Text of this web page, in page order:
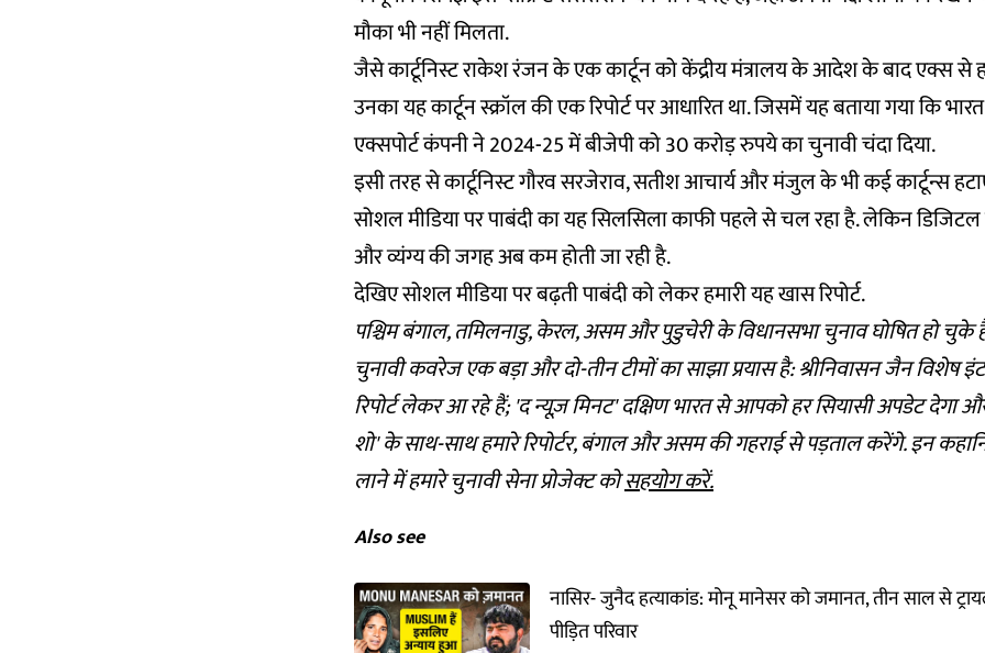
मौका भी नहीं मिलता.
जैसे कार्टूनिस्ट राकेश रंजन के एक कार्टून को केंद्रीय मंत्रालय के आदेश के बाद एक्स से
उनका यह कार्टून स्क्रॉल की एक रिपोर्ट पर आधारित था. जिसमें यह बताया गया कि
एक्सपोर्ट कंपनी ने 2024-25 में बीजेपी को 30 करोड़ रुपये का चुनावी चंदा दिया.
इसी तरह से कार्टूनिस्ट गौरव सरजेराव, सतीश आचार्य और मंजुल के भी कई कार्टून्स
सोशल मीडिया पर पाबंदी का यह सिलसिला काफी पहले से चल रहा है. लेकिन
और व्यंग्य की जगह अब कम होती जा रही है.
देखिए सोशल मीडिया पर बढ़ती पाबंदी को लेकर हमारी यह खास रिपोर्ट.
पश्चिम बंगाल, तमिलनाडु, केरल, असम और पुडुचेरी के विधानसभा चुनाव घोषित हो चुके
चुनावी कवरेज एक बड़ा और दो-तीन टीमों का साझा प्रयास है: श्रीनिवासन जैन विशेष
रिपोर्ट लेकर आ रहे हैं; 'द न्यूज़ मिनट' दक्षिण भारत से आपको हर सियासी अपडेट
शो' के साथ-साथ हमारे रिपोर्टर, बंगाल और असम की गहराई से पड़ताल करेंगे. इन
लाने में हमारे चुनावी सेना प्रोजेक्ट कोसहयोग करें.
Also see
नासिर- जुनैद हत्याकांड: मोनू मानेसर को जमानत, तीन साल से
पीड़ित परिवार